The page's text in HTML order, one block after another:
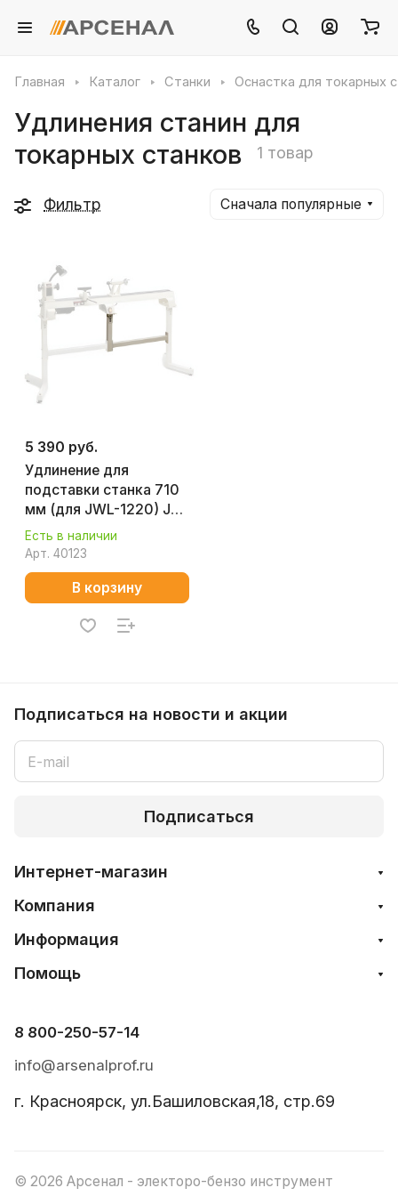
Главная Каталог Станки Оснастка для токарных
Удлинения станин для
токарных станков
1 товар
Фильтр Сначала популярные
5 390 руб.
Удлинение для
подставки станка 710
мм (для JWL-1220) JET
708379
Есть в наличии
Арт. 40123
В корзину
Подписаться на новости и акции
Подписаться
Интернет-магазин
Компания
Информация
Помощь
8 800-250-57-14
info@arsenalprof.ru
г. Красноярск, ул.Башиловская,18, стр.69
© 2026 Арсенал - электоро-бензо инструмент